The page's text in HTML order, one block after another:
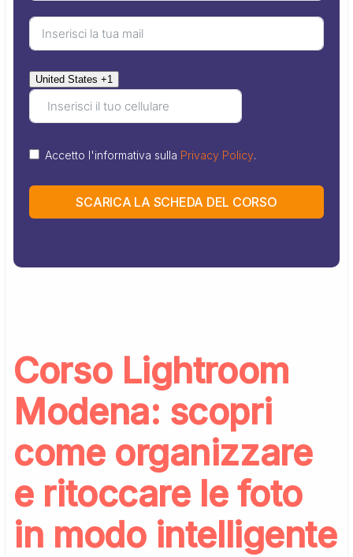
United States +1
Accetto l'informativa sulla Privacy Policy.
SCARICA LA SCHEDA DEL CORSO
Corso Lightroom
Modena: scopri
come organizzare
e ritoccare le foto
in modo intelligente